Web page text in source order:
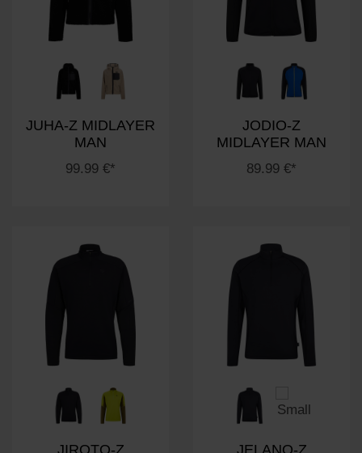
JUHA-Z MIDLAYER
MAN
99.99 €*
JODIO-Z
MIDLAYER MAN
89.99 €*